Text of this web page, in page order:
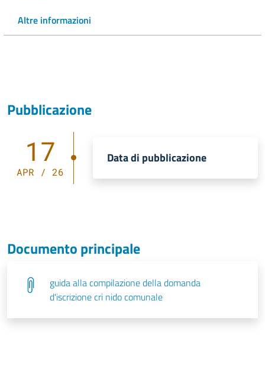
Altre informazioni
Pubblicazione
17
APR / 26
Data di pubblicazione
Documento principale
guida alla compilazione della domanda
d'iscrizione cri nido comunale